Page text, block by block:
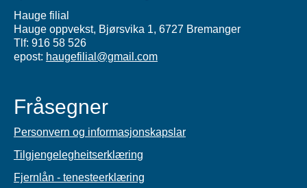
Hauge filial
Hauge oppvekst, Bjørsvika 1, 6727 Bremanger
Tlf: 916 58 526
epost: haugefilial@gmail.com
Fråsegner
Personvern og informasjonskapslar
Tilgjengelegheitserklæring
Fjernlån - tenesteerklæring